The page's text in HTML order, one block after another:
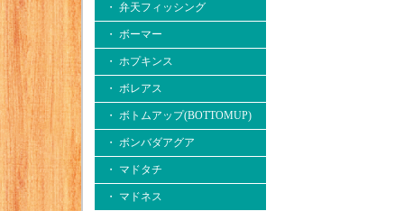
・ 弁天フィッシング
・ ボーマー
・ ホプキンス
・ ボレアス
・ ボトムアップ(BOTTOMUP)
・ ボンバダアグア
・ マドタチ
・ マドネス